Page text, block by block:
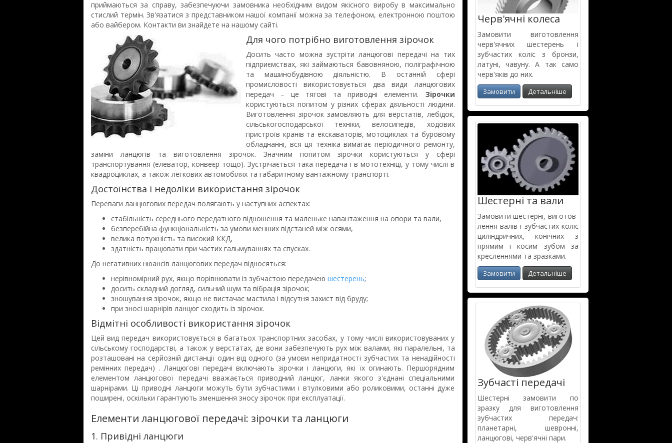
приймаються за справу, забезпечуючи замовника необхідним видом якісного виробу в максимально
стислий термін. Зв'язатися з представником нашої компанії можна за телефоном, електронною поштою
або вайбером. Контакти ви знайдете на нашому сайті.
Для чого потрібно виготовлення зірочок
Досить часто можна зустріти ланцюгові передачі на тих
підприємствах, які займаються бавовняною, поліграфічною
та машинобудівною діяльністю. В останній сфері
промисловості використовується два види ланцюгових
передач – це тягові та приводні елементи. Зірочки
користуються попитом у різних сферах діяльності людини.
Виготовлення зірочок замовляють для верстатів, лебідок,
сільськогосподарської техніки, велосипедів, ходових
пристроїв кранів та екскаваторів, мотоциклах та буровому
обладнанні, вся ця техніка вимагає періодичного ремонту,
заміни ланцюгів та виготовлення зірочок. Значним попитом зірочки користуються у сфері
транспортування (елеватор, конвеєр тощо). Зустрічається така передача і в мототехніці, у тому числі в
квадроциклах, а також легкових автомобілях та габаритному вантажному транспорті.
Достоїнства і недоліки використання зірочок
Переваги ланцюгових передач полягають у наступних аспектах:
стабільність середнього передатного відношення та маленьке навантаження на опори та вали,
безперебійна функціональність за умови менших відстаней між осями,
велика потужність та високий ККД,
здатність працювати при частих гальмуваннях та спусках.
До негативних нюансів ланцюгових передач відносяться:
нерівномірний рух, якщо порівнювати із зубчастою передачею шестерень;
досить складний догляд, сильний шум та вібрація зірочок;
зношування зірочок, якщо не вистачає мастила і відсутня захист від бруду;
при зносі шарнірів ланцюг сходить із зірочок.
Відмітні особливості використання зірочок
Цей вид передач використовується в багатьох транспортних засобах, у тому числі використовуваних у
сільському господарстві, а також у верстатах, де вони забезпечують рух між валами, які паралельні, та
розташовані на серйозній дистанції один від одного (за умови непридатності зубчастих та ненадійності
ремінних передач) . Ланцюгові передачі включають зірочки і ланцюги, які їх огинають. Першорядним
елементом ланцюгової передачі вважається приводний ланцюг, ланки якого з'єднані спеціальними
шарнірами. Ці приводні ланцюги можуть бути зубчастими і втулковими або роликовими, останні дуже
поширені, оскільки гарантують зменшення зносу зірочок при експлуатації.
Елементи ланцюгової передачі: зірочки та ланцюги
1. Привідні ланцюги
Черв'яч­ні колеса
Замовити виготов­лення
черв'яч­них шестерень і
зубчастих коліс з бронзи,
латуні, чавуну. А так само
черв'яків до них.
Замовити Детальніше
Шестерні та вали
Замовити шестерні, виготов­
лення валів і зубчастих коліс
циліндрич­них, конічних з
прямим і косим зубом за
кресленнями та зразками.
Замовити Детальніше
Зубчасті передачі
Шестерні замовити по
зразку для виготов­лення
зубчастих передач:
планетарні, шевронні,
ланцюгові, черв'ячні пари.